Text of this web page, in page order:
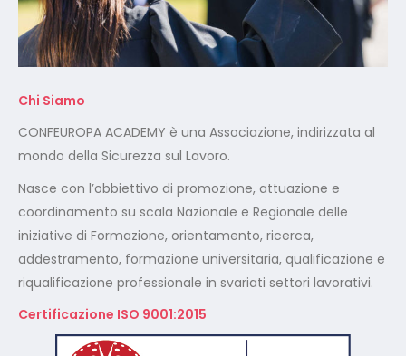
Chi Siamo
CONFEUROPA ACADEMY è una Associazione, indirizzata al
mondo della Sicurezza sul Lavoro.
Nasce con l’obbiettivo di promozione, attuazione e
coordinamento su scala Nazionale e Regionale delle
iniziative di Formazione, orientamento, ricerca,
addestramento, formazione universitaria, qualificazione e
riqualificazione professionale in svariati settori lavorativi.
Certificazione ISO 9001:2015